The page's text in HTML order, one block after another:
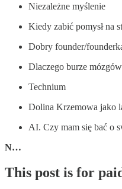
Niezależne myślenie
Kiedy zabić pomysł na
Dobry founder/
Dlaczego burze
Technium
Dolina Krzemowa jako
AI. Czy mam się bać o
N…
This post is for